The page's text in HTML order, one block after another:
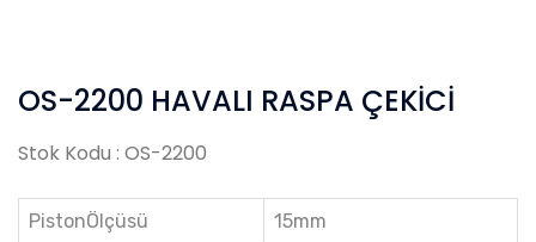
OS-2200 HAVALI RASPA ÇEKİCİ
Stok Kodu : OS-2200
PistonÖlçüsü 15mm